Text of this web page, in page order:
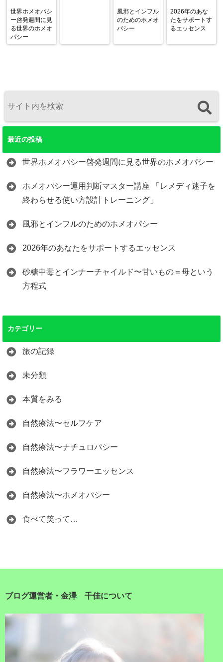
世界ホメオパシ
ー啓発週間に見
る世界のホメオ
パシー
風邪とインフル
のためのホメオ
パシー
2026年のあな
たをサポートす
るエッセンス
最近の投稿
世界ホメオパシー啓発週間に見る世界のホメオパシー
ホメオパシー運用判断マスター講座 「レメディ迷子を
終わらせる使い方設計トレーニング」
風邪とインフルのためのホメオパシー
2026年のあなたをサポートするエッセンス
砂糖中毒とインナーチャイルド〜甘いもの＝母という
方程式
カテゴリー
旅の記録
未分類
本質をみる
自然療法〜セルフケア
自然療法〜ナチュロパシー
自然療法〜フラワーエッセンス
自然療法〜ホメオパシー
食べて笑って…
ブログ運営者・金澤 千佳について